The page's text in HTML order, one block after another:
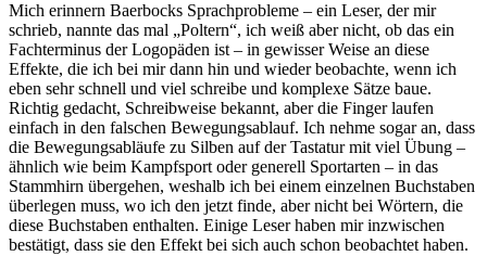
Mich erinnern Baerbocks Sprachprobleme – ein Leser, der mir
schrieb, nannte das mal „Poltern“, ich weiß aber nicht, ob das ein
Fachterminus der Logopäden ist – in gewisser Weise an diese
Effekte, die ich bei mir dann hin und wieder beobachte, wenn ich
eben sehr schnell und viel schreibe und komplexe Sätze baue.
Richtig gedacht, Schreibweise bekannt, aber die Finger laufen
einfach in den falschen Bewegungsablauf. Ich nehme sogar an, dass
die Bewegungsabläufe zu Silben auf der Tastatur mit viel Übung –
ähnlich wie beim Kampfsport oder generell Sportarten – in das
Stammhirn übergehen, weshalb ich bei einem einzelnen Buchstaben
überlegen muss, wo ich den jetzt finde, aber nicht bei Wörtern, die
diese Buchstaben enthalten. Einige Leser haben mir inzwischen
bestätigt, dass sie den Effekt bei sich auch schon beobachtet haben.